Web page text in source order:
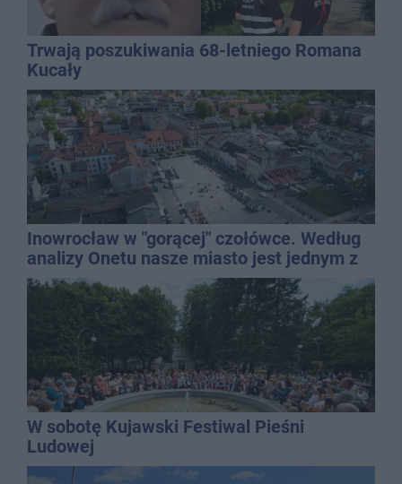
Trwają poszukiwania 68-letniego Romana
Kucały
Inowrocław w "gorącej" czołówce. Według
analizy Onetu nasze miasto jest jednym z
najbardziej narażonych na upały
W sobotę Kujawski Festiwal Pieśni
Ludowej